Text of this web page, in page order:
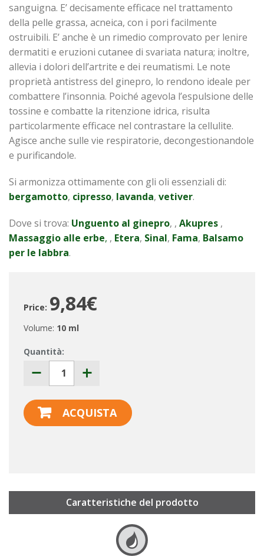
sanguigna. E’ decisamente efficace nel trattamento
della pelle grassa, acneica, con i pori facilmente
ostruibili. E’ anche è un rimedio comprovato per lenire
dermatiti e eruzioni cutanee di svariata natura; inoltre,
allevia i dolori dell’artrite e dei reumatismi. Le note
proprietà antistress del ginepro, lo rendono ideale per
combattere l’insonnia. Poiché agevola l’espulsione delle
tossine e combatte la ritenzione idrica, risulta
particolarmente efficace nel contrastare la cellulite.
Agisce anche sulle vie respiratorie, decongestionandole
e purificandole.
Si armonizza ottimamente con gli oli essenziali di:
bergamotto, cipresso, lavanda, vetiver.
Dove si trova: Unguento al ginepro, , Akupres ,
Massaggio alle erbe, , Etera, Sinal, Fama, Balsamo
per le labbra.
Price: 9,84€
Volume: 10 ml
Quantità:
ACQUISTA
Caratteristiche del prodotto